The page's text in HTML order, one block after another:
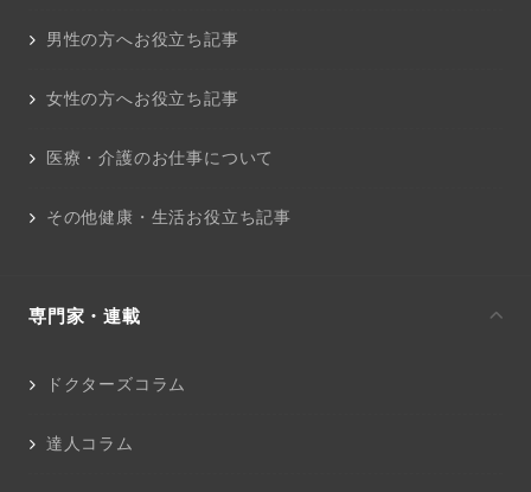
男性の方へお役立ち記事
女性の方へお役立ち記事
医療・介護のお仕事について
その他健康・生活お役立ち記事
専門家・連載
ドクターズコラム
達人コラム